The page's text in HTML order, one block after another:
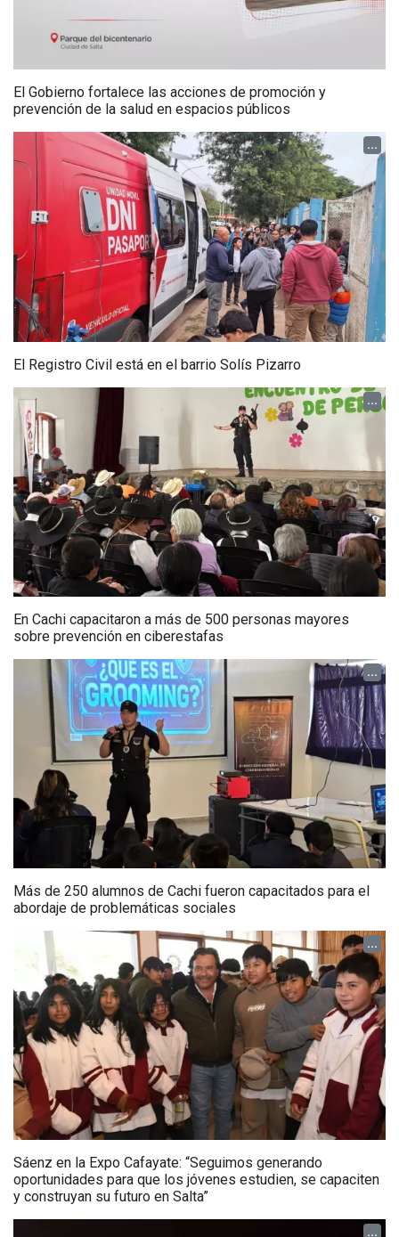
El Gobierno fortalece las acciones de promoción y
prevención de la salud en espacios públicos
...
El Registro Civil está en el barrio Solís Pizarro
...
En Cachi capacitaron a más de 500 personas mayores
sobre prevención en ciberestafas
...
Más de 250 alumnos de Cachi fueron capacitados para el
abordaje de problemáticas sociales
...
Sáenz en la Expo Cafayate: “Seguimos generando
oportunidades para que los jóvenes estudien, se capaciten
y construyan su futuro en Salta”
...